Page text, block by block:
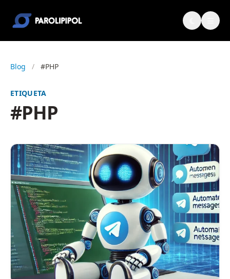
Blog / #PHP
ETIQUETA
#PHP